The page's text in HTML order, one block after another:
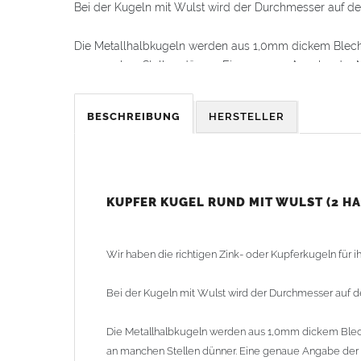
Bei der Kugeln mit Wulst wird der Durchmesser auf
Die Metallhalbkugeln werden aus 1,0mm dickem
an manchen Stellen dünner. Eine genaue Angabe
Alle Halbkugeln haben immer den gleichen
oder alternativ mit einem Blechstreifen verlötet
oder ohne Wulst und hoch- oder flachovale Kugeln
BESCHREIBUNG HERSTELLER
KUPFER KUGEL RUND MIT WULST (2
Wir haben die richtigen Zink- oder Kupferkugeln für
Bei der Kugeln mit Wulst wird der Durchmesser auf
Die Metallhalbkugeln werden aus 1,0mm dickem
an manchen Stellen dünner. Eine genaue Angabe